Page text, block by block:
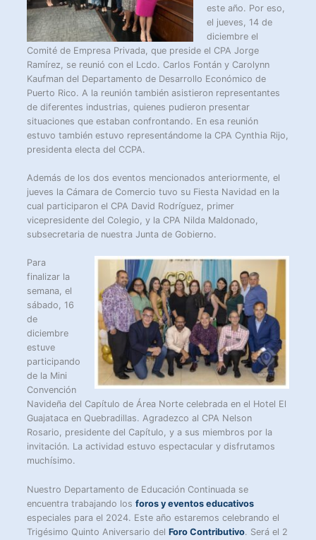
este año. Por eso,
el jueves, 14 de
diciembre el
Comité de Empresa Privada, que preside el CPA Jorge
Ramírez, se reunió con el Lcdo. Carlos Fontán y Carolynn
Kaufman del Departamento de Desarrollo Económico de
Puerto Rico. A la reunión también asistieron representantes
de diferentes industrias, quienes pudieron presentar
situaciones que estaban confrontando. En esa reunión
estuvo también estuvo representándome la CPA Cynthia Rijo,
presidenta electa del CCPA.
Además de los dos eventos mencionados anteriormente, el
jueves la Cámara de Comercio tuvo su Fiesta Navidad en la
cual participaron el CPA David Rodríguez, primer
vicepresidente del Colegio, y la CPA Nilda Maldonado,
subsecretaria de nuestra Junta de Gobierno.
Para
finalizar la
semana, el
sábado, 16
de
diciembre
estuve
participando
de la Mini
Convención
Navideña del Capítulo de Área Norte celebrada en el Hotel El
Guajataca en Quebradillas. Agradezco al CPA Nelson
Rosario, presidente del Capítulo, y a sus miembros por la
invitación. La actividad estuvo espectacular y disfrutamos
muchísimo.
Nuestro Departamento de Educación Continuada se
encuentra trabajando losforos y eventos educativos
especiales para el 2024. Este año estaremos celebrando el
Trigésimo Quinto Aniversario delForo Contributivo. Será el 2